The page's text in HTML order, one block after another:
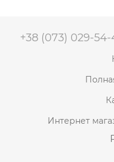
+38 (073) 029-
Интернет